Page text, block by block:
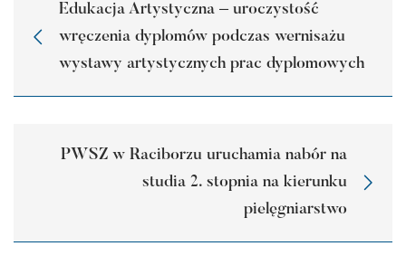
Edukacja Artystyczna – uroczystość
wręczenia dyplomów podczas wernisażu
wystawy artystycznych prac dyplomowych
PWSZ w Raciborzu uruchamia nabór na
studia 2. stopnia na kierunku
pielęgniarstwo